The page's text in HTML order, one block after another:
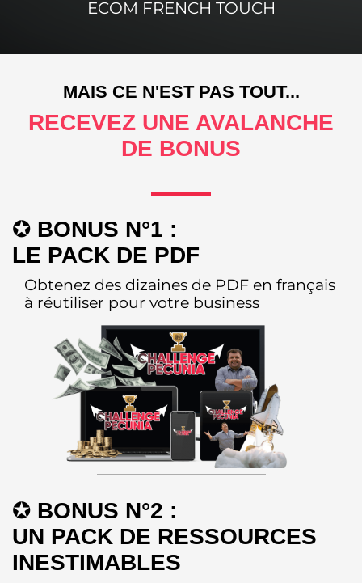
ECOM FRENCH TOUCH
MAIS CE N'EST PAS TOUT...
RECEVEZ UNE AVALANCHE
DE BONUS
✪ BONUS N°1 :
LE PACK DE PDF
Obtenez des dizaines de PDF en français
à réutiliser pour votre business
✪ BONUS N°2 :
UN PACK DE RESSOURCES
INESTIMABLES